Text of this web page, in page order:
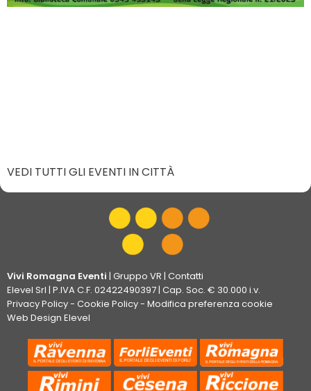
VEDI TUTTI GLI EVENTI IN CITTÀ
Vivi Romagna Eventi | Gruppo VR | Contatti
Elevel Srl | P.IVA C.F. 02422490397 | Cap. Soc. € 30.000 i.v.
Privacy Policy- Cookie Policy- Modifica preferenza cookie
Web Design Elevel